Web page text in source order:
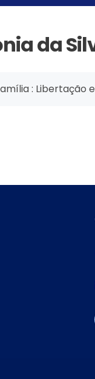
da
: Libertação